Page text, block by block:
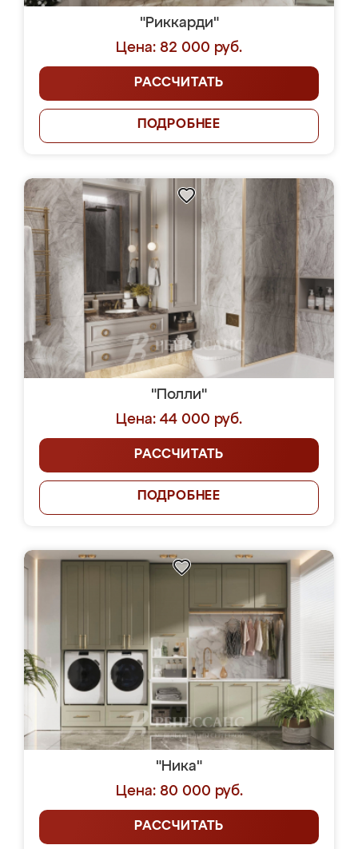
"Риккарди"
Цена: 82 000 руб.
РАССЧИТАТЬ
ПОДРОБНЕЕ
"Полли"
Цена: 44 000 руб.
РАССЧИТАТЬ
ПОДРОБНЕЕ
"Ника"
Цена: 80 000 руб.
РАССЧИТАТЬ